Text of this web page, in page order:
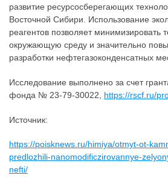
развитие ресурсосберегающих
Восточной Сибири. Использование
реагентов позволяет минимизировать
окружающую среду и значительно
разработки нефтегазоконденсатных
Исследование выполнено за счет
фонда № 23-79-30022, https://rscf.ru/
Источник:
https://poisknews.ru/himiya/otmyt-ot-
predlozhili-nanomodificzirovannye-
nefti/